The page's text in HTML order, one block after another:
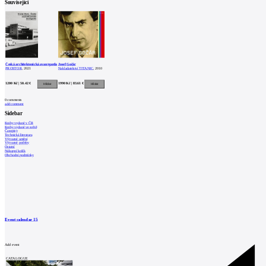
Související
Česká architektonická avantgarda
PROSTOR, 2021
1200 Kč | 50.42 €
Josef Gočár
Nakladatelství TITANIC, 2010
1990 Kč | 83.61 €
0comments
add comment
Sidebar
Knihy vydané v ČR
Knihy vydané ve světě
Časopisy
Technická literatura
Výtvarné umění
Výtvarné potřeby
Ostatní
Nákupní košík
Obchodní podmínky
Event calendar15
Add event
CATALOGUE